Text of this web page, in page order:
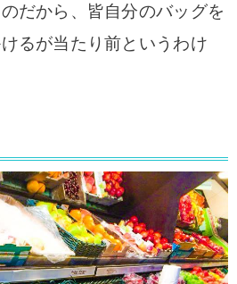
だから、皆自分のバッグを
るが当たり前というわけ